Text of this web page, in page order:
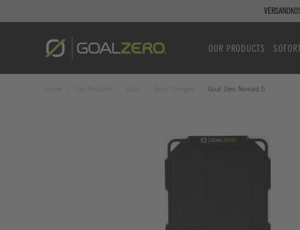
OUR PRODUCTS
Goal Zero Nomad 5